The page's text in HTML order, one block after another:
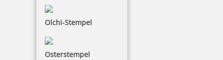
Olchi-Stempel
Osterstempel